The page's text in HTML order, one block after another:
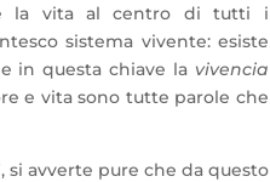
la vita al centro di tutti i
sistema vivente: esiste
in questa chiave la vivencia
e vita sono tutte parole che
si avverte pure che da questo